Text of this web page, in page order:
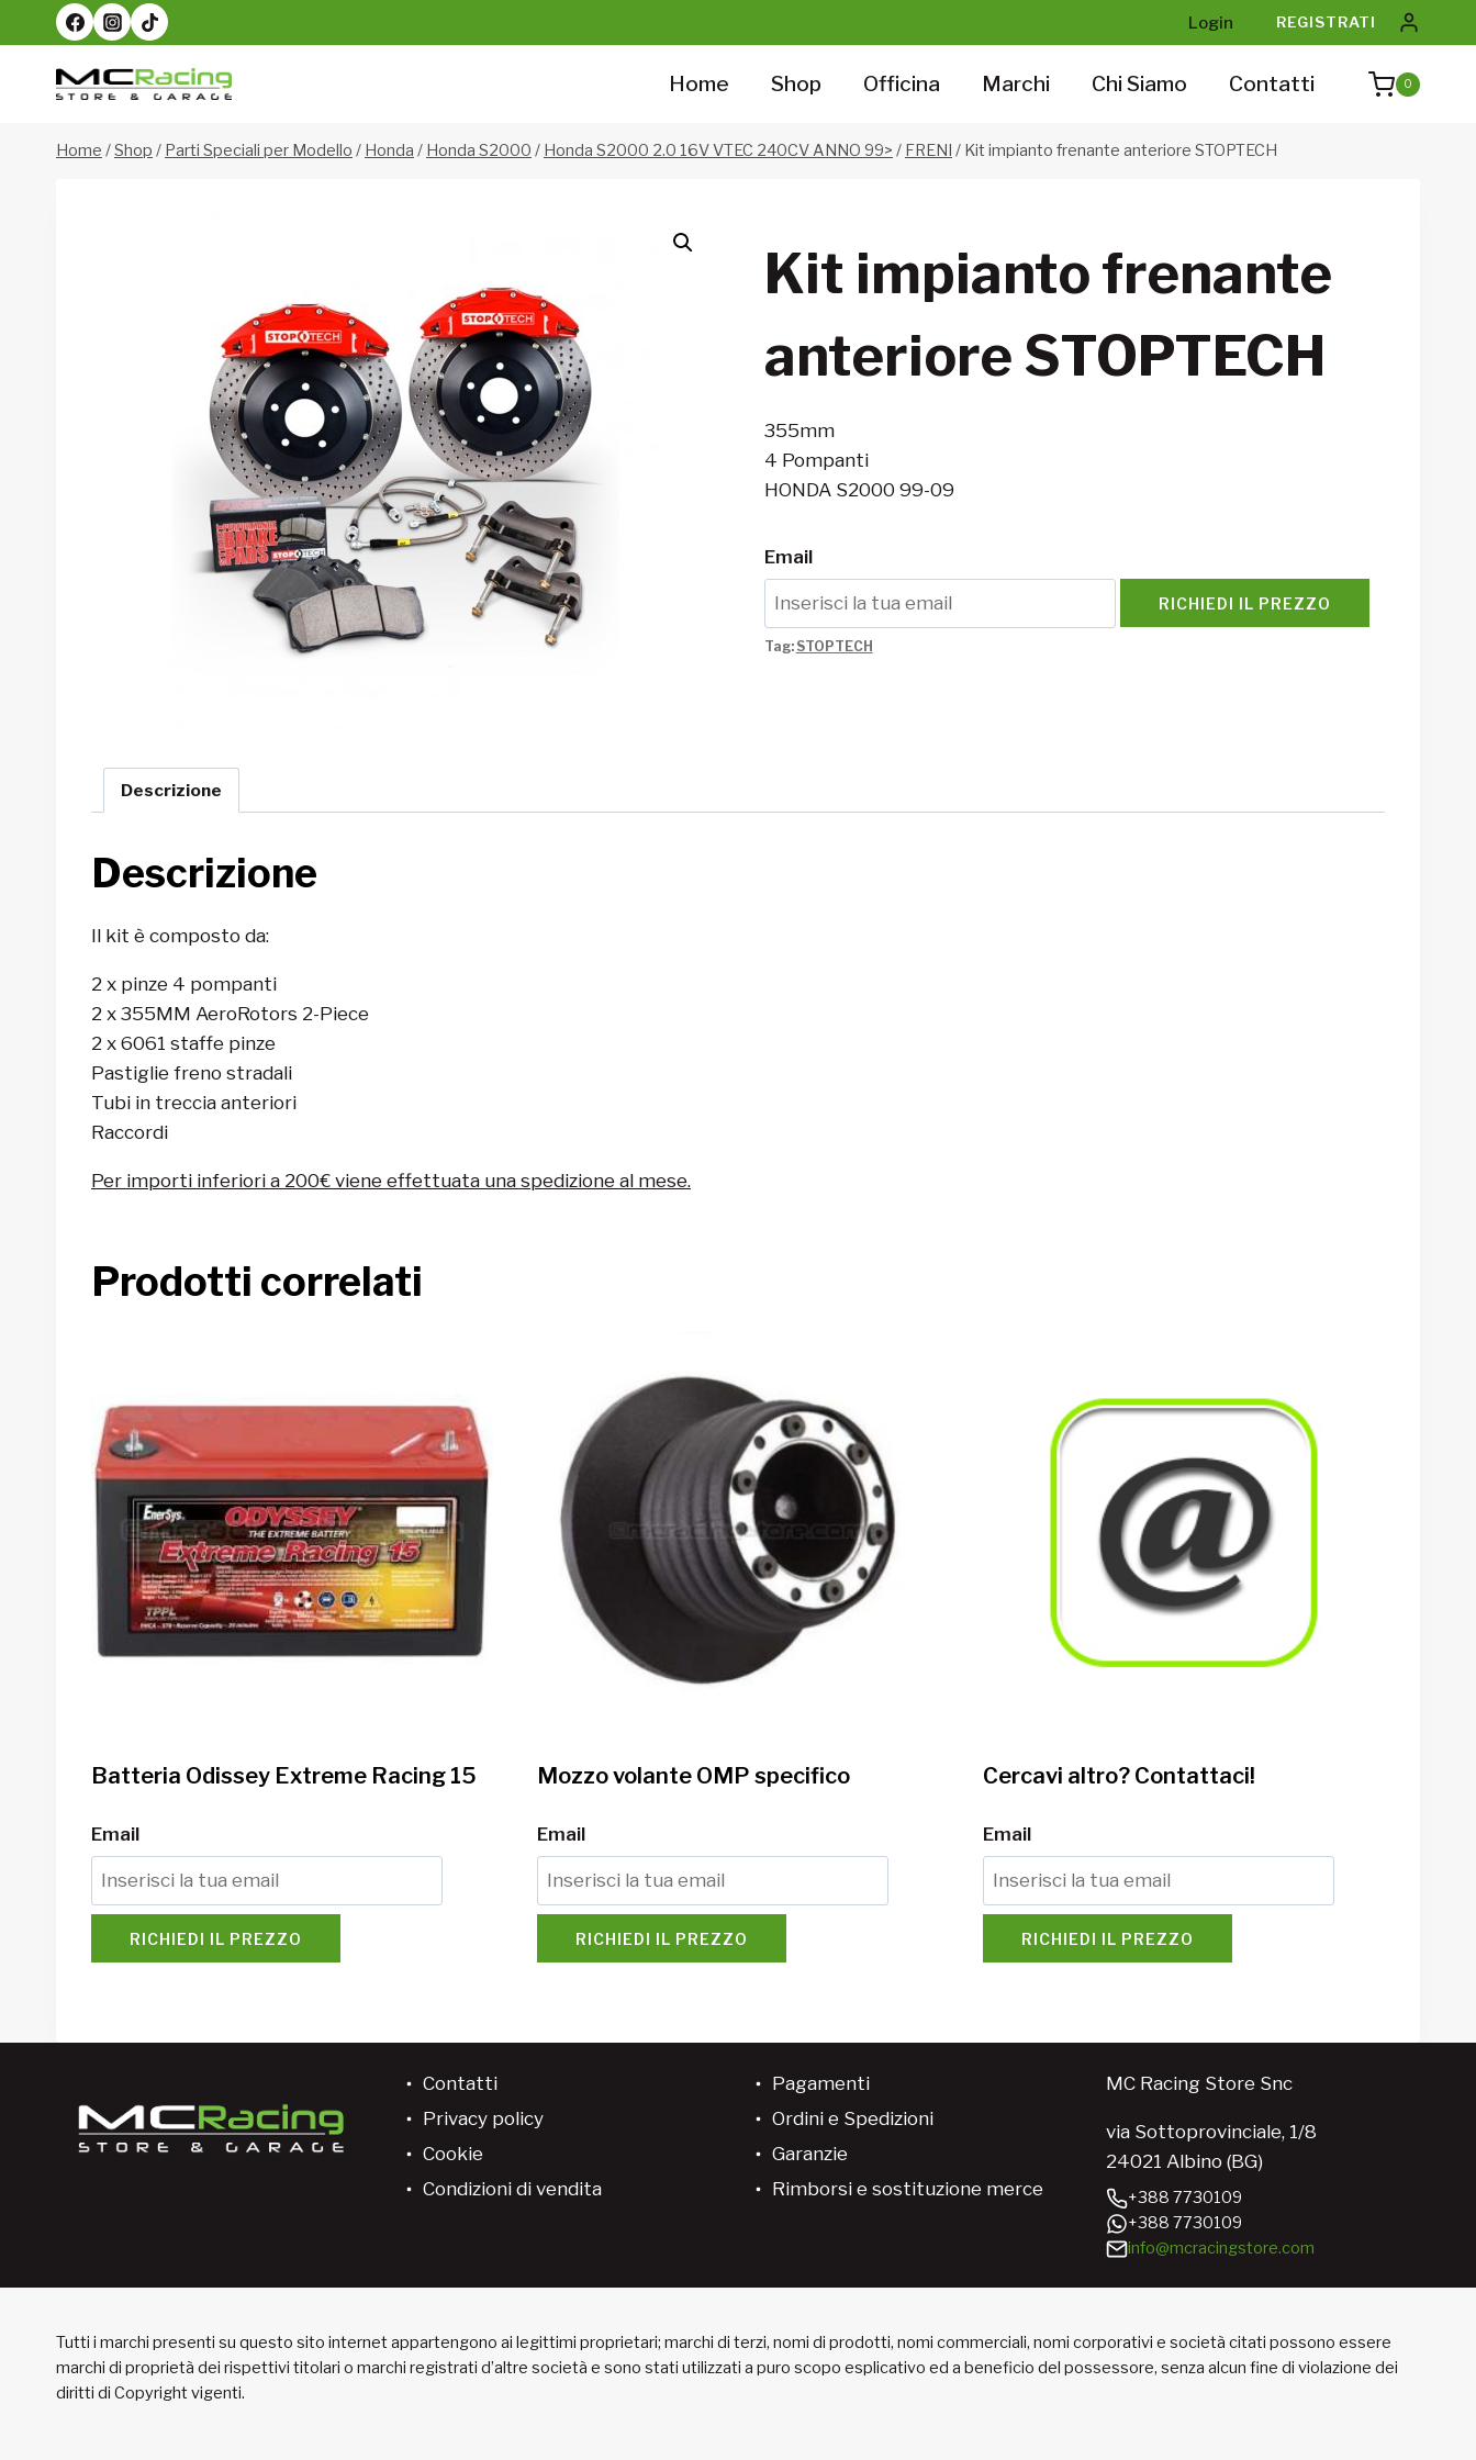
al
contenuto
Login REGISTRATI
Home Shop Officina Marchi Chi Siamo Contatti 0
Home /Shop / Parti Speciali per Modello / Honda / Honda S2000 / Honda S2000 2.0 16V VTEC 240CV ANNO 99> / FRENI / Kit impianto frenante anteriore STOPTECH
Kit impianto frenante
anteriore STOPTECH
355mm
4 Pompanti
HONDA S2000 99-09
Email
RICHIEDI IL PREZZO
Tag: STOPTECH
Descrizione
Descrizione
Il kit è composto da:
2 x pinze 4 pompanti
2 x 355MM AeroRotors 2-Piece
2 x 6061 staffe pinze
Pastiglie freno stradali
Tubi in treccia anteriori
Raccordi
Per importi inferiori a 200€ viene effettuata una spedizione al mese.
Prodotti correlati
Batteria Odissey Extreme Racing 15
Email
RICHIEDI IL PREZZO
Mozzo volante OMP specifico
Email
RICHIEDI IL PREZZO
Cercavi altro? Contattaci!
Email
RICHIEDI IL PREZZO
Contatti
Privacy policy
Cookie
Condizioni di vendita
Pagamenti
Ordini e Spedizioni
Garanzie
Rimborsi e sostituzione merce
MC Racing Store Snc
via Sottoprovinciale, 1/8
24021 Albino (BG)
+388 7730109
+388 7730109
info@mcracingstore.com
Tutti i marchi presenti su questo sito internet appartengono ai legittimi proprietari; marchi di terzi, nomi di prodotti, nomi commerciali, nomi corporativi e società citati possono essere
marchi di proprietà dei rispettivi titolari o marchi registrati d’altre società e sono stati utilizzati a puro scopo esplicativo ed a beneficio del possessore, senza alcun fine di violazione dei
diritti di Copyright vigenti.